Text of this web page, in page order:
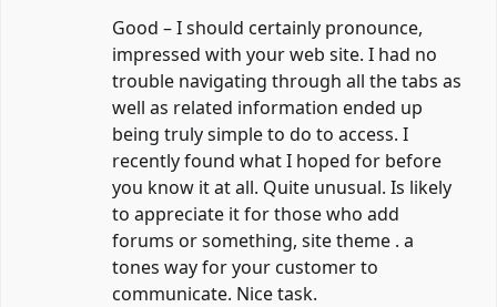
Good – I should certainly pronounce,
impressed with your web site. I had no
trouble navigating through all the tabs as
well as related information ended up
being truly simple to do to access. I
recently found what I hoped for before
you know it at all. Quite unusual. Is likely
to appreciate it for those who add
forums or something, site theme . a
tones way for your customer to
communicate. Nice task.